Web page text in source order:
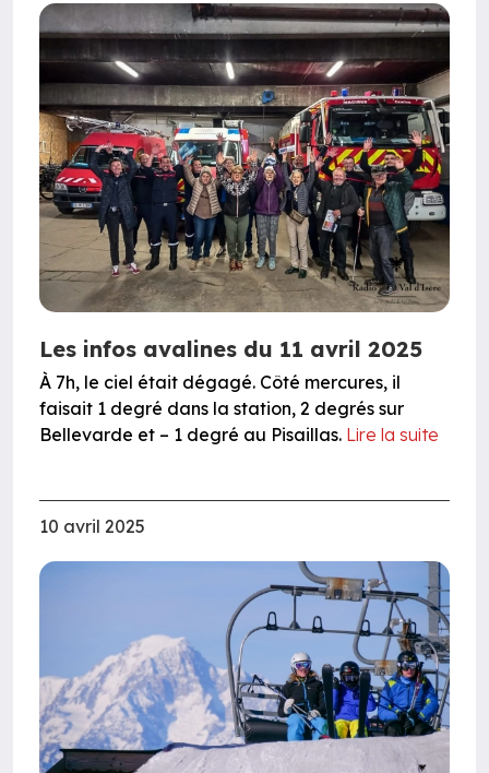
Les infos avalines du 11 avril 2025
À 7h, le ciel était dégagé. Côté mercures, il
faisait 1 degré dans la station, 2 degrés sur
Bellevarde et – 1 degré au Pisaillas. Lire la suite
10 avril 2025